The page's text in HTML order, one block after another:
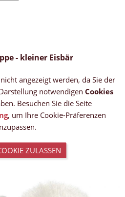
- kleiner Eisbär
angezeigt werden, da Sie der
notwendigen Cookies
Besuchen Sie die Seite
, um Ihre Cookie-Präferenzen
ZULASSEN